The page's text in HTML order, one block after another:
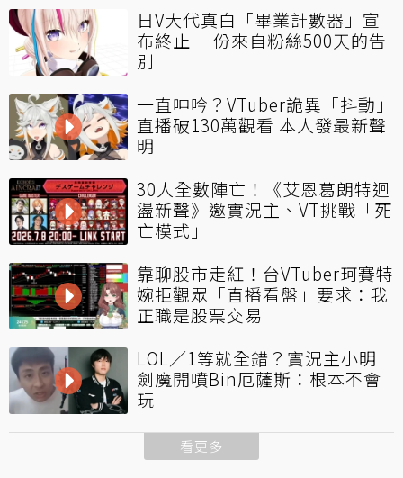
日V大代真白「畢業計數器」宣
布終止 一份來自粉絲500天的告
別
一直呻吟？VTuber詭異「抖動」
直播破130萬觀看 本人發最新聲
明
30人全數陣亡！《艾恩葛朗特迴
盪新聲》邀實況主、VT挑戰「死
亡模式」
靠聊股市走紅！台VTuber珂賽特
婉拒觀眾「直播看盤」要求：我
正職是股票交易
LOL／1等就全錯？實況主小明
劍魔開噴Bin厄薩斯：根本不會
玩
看更多